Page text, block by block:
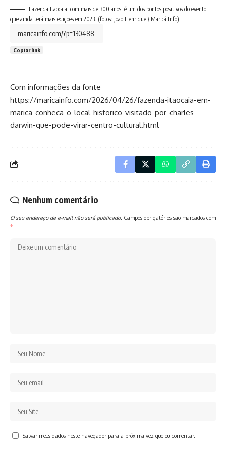
Fazenda Itaocaia, com mais de 300 anos, é um dos pontos positivos do evento,
que ainda terá mais edições em 2023. (fotos: João Henrique / Maricá Info)
Copiar link
Com informações da fonte
https://maricainfo.com/2026/04/26/fazenda-itaocaia-em-
marica-conheca-o-local-historico-visitado-por-charles-
darwin-que-pode-virar-centro-cultural.html
Nenhum comentário
O seu endereço de e-mail não será publicado. Campos obrigatórios são marcados com
*
Salvar meus dados neste navegador para a próxima vez que eu comentar.